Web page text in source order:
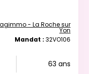
- La Roche sur
Yon
Mandat : 32VO106
63 ans